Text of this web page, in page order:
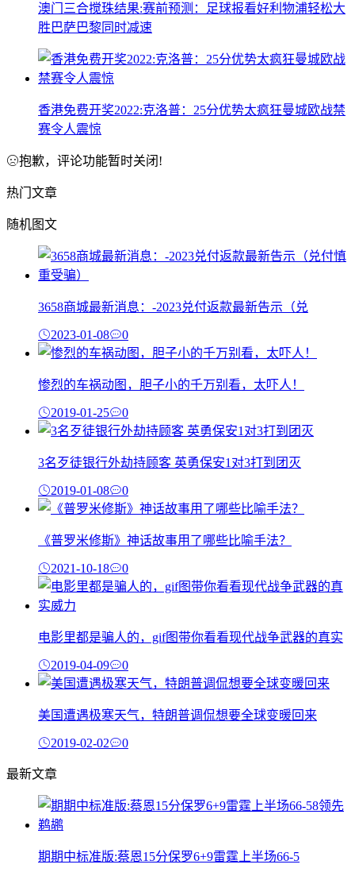
澳门三合搅珠结果:赛前预测：足球报看好利物浦轻松大
胜巴萨巴黎同时减速
香港免费开奖2022:克洛普：25分优势太疯狂曼城欧战禁
赛令人震惊
抱歉，评论功能暂时关闭!
热门文章
随机图文
3658商城最新消息：-2023兑付返款最新告示（兑
2023-01-08 0
惨烈的车祸动图，胆子小的千万别看，太吓人！
2019-01-25 0
3名歹徒银行外劫持顾客 英勇保安1对3打到团灭
2019-01-08 0
《普罗米修斯》神话故事用了哪些比喻手法？
2021-10-18 0
电影里都是骗人的，gif图带你看看现代战争武器的真实
2019-04-09 0
美国遭遇极寒天气，特朗普调侃想要全球变暖回来
2019-02-02 0
最新文章
期期中标准版:蔡恩15分保罗6+9雷霆上半场66-5